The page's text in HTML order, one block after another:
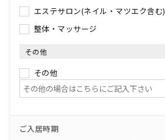
エステサロン(ネイル・マツエク含む)
整体・マッサージ
その他
その他
ご入居時期